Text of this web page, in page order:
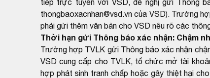
thongbaoxacnhan@vsd.vn của VSD). Trường
phải gửi thêm văn bản cho VSD nêu rõ các
Thời hạn gửi Thông báo xác nhận: Chậm
Trường hợp TVLK gửi Thông báo xác nhận
VSD cung cấp cho TVLK, tổ chức mở tài
hợp phát sinh tranh chấp hoặc gây thiệt hại